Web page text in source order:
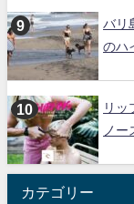
バリ
のハ
リッ
ノ
カテゴリー